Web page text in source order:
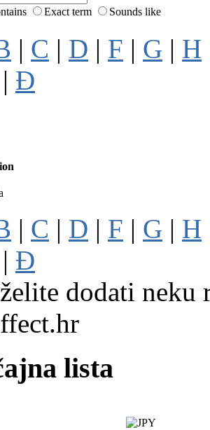
Exact term Sounds like
| C | D | F | G | H
| Đ
| C | D | F | G | H
| Đ
dodati neku
lista